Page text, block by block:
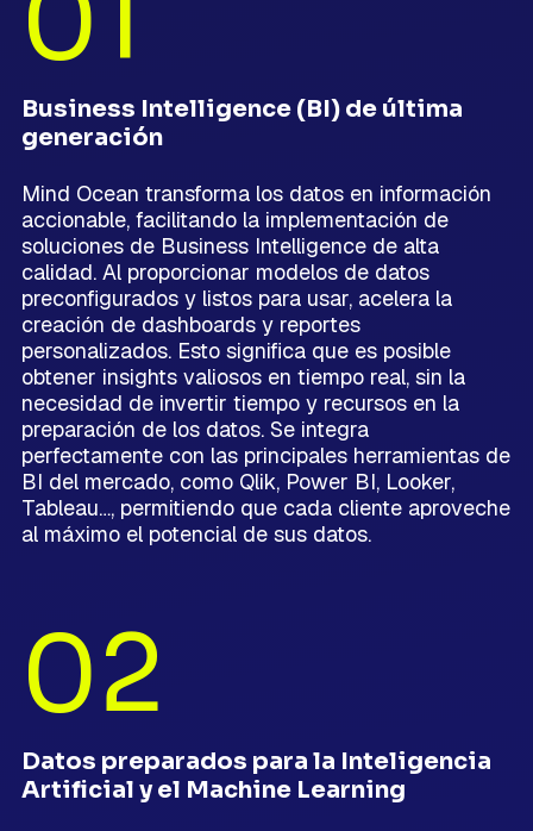
Business Intelligence (BI) de última
generación
Mind Ocean transforma los datos en información
accionable, facilitando la implementación de
soluciones de Business Intelligence de alta
calidad. Al proporcionar modelos de datos
preconfigurados y listos para usar, acelera la
creación de dashboards y reportes
personalizados. Esto significa que es posible
obtener insights valiosos en tiempo real, sin la
necesidad de invertir tiempo y recursos en la
preparación de los datos. Se integra
perfectamente con las principales herramientas de
BI del mercado, como Qlik, Power BI, Looker,
Tableau…, permitiendo que cada cliente aproveche
al máximo el potencial de sus datos.
02
Datos preparados para la Inteligencia
Artificial y el Machine Learning